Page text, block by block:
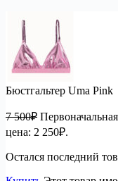
Бюстгальтер Uma Pink
7 500₽
цена: 2 250₽.
Остался последний